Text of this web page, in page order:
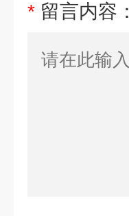
* 留言内容：